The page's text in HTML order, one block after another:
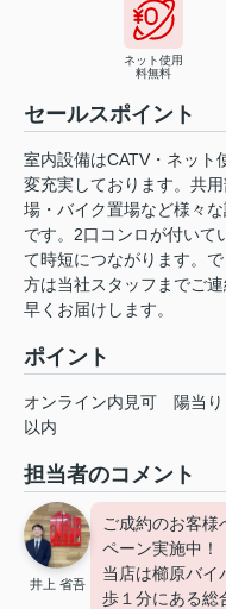
ネット使用
料無料
セールスポイント
室内設備はCATV・ネット
変充実しております。共
場・バイク置場など様々
です。2口コンロが付いて
て時短につながります。
方は当社スタッフまでご
早くお届けします。
ポイント
オンライン内見可 陽当
以内
担当者のコメント
井上 省吾
ご成約のお客様
ペーン実施中！
当店は櫛原バイ
歩１分にある総